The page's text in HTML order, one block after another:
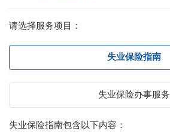
请选择服务项目：
失业保险指南
失业保险办事服务
失业保险指南包含以下内容：